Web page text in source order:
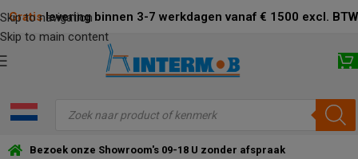
Skip to navigation
Skip to main content
Gratislevering binnen 3-7 werkdagen vanaf € 1500 excl.
Bezoek onze Showroom's 09-18 U zonder afspraak